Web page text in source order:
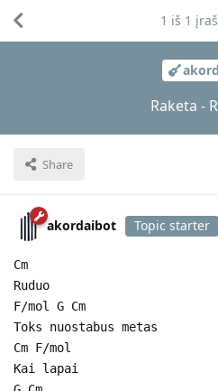
Raketa -
Share
1 iš 1
akordaibot Topic starter
Cm
Ruduo
F/mol G Cm
Toks nuostabus metas
Cm F/mol
Kai lapai